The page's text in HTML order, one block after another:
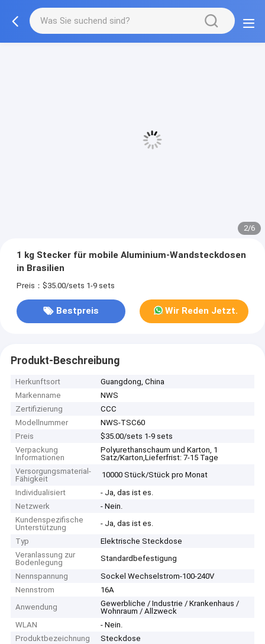
3/6
1 kg Stecker für mobile Aluminium-Wandsteckdosen
in Brasilien
Preis：$35.00/sets 1-9 sets
Bestpreis Wir Reden Jetzt.
Produkt-Beschreibung
Herkunftsort
Guangdong, China
Markenname
NWS
Zertifizierung
CCC
Modellnummer
NWS-TSC60
Preis
$35.00/sets 1-9 sets
Verpackung
Informationen
Polyurethanschaum und Karton, 1
Satz/Karton,Lieferfrist: 7-15 Tage
Versorgungsmaterial-
Fähigkeit
10000 Stück/Stück pro Monat
Individualisiert
- Ja, das ist es.
Netzwerk
- Nein.
Kundenspezifische
Unterstützung
- Ja, das ist es.
Typ
Elektrische Steckdose
Veranlassung zur
Bodenlegung
Standardbefestigung
Nennspannung
Sockel Wechselstrom-100-240V
Nennstrom
16A
Anwendung
Gewerbliche / Industrie / Krankenhaus /
Wohnraum / Allzweck
WLAN
- Nein.
Produktbezeichnung
Steckdose